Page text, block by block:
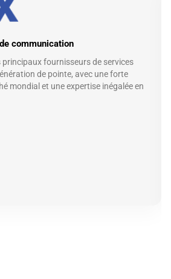
communication
principaux fournisseurs de services
de pointe, avec une forte
mondial et une expertise inégalée en